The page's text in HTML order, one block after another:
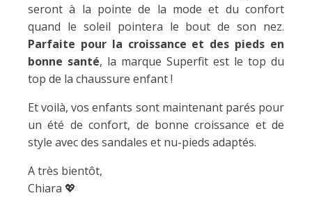
seront à la pointe de la mode et du confort
quand le soleil pointera le bout de son nez.
Parfaite pour la croissance et des pieds en
bonne santé, la marque Superfit est le top du
top de la chaussure enfant !
Et voilà, vos enfants sont maintenant parés pour
un été de confort, de bonne croissance et de
style avec des sandales et nu-pieds adaptés.
A très bientôt,
Chiara 💖